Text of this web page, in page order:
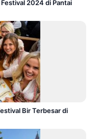
2024 di Pantai
Bir Terbesar di